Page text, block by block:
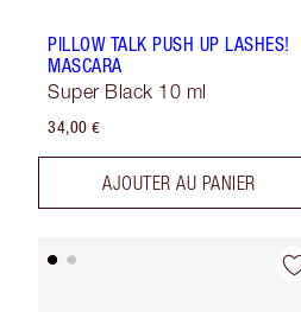
PILLOW TALK PUSH UP LASHES!
MASCARA
Super Black 10 ml
34,00 €
AJOUTER AU PANIER